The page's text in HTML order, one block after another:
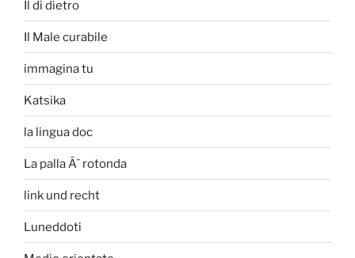
Il di dietro
Il Male curabile
immagina tu
Katsika
la lingua doc
La palla Ã¨ rotonda
link und recht
Luneddoti